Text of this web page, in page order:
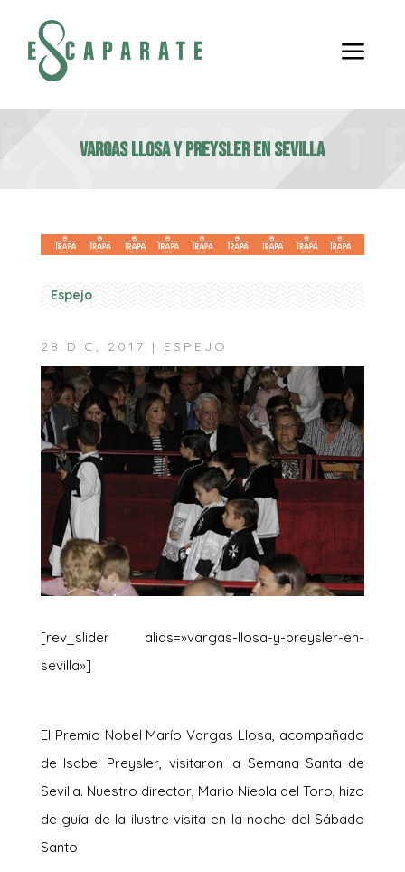
a
Vargas Llosa y Preysler en Sevilla
Espejo
28 DIC, 2017 | ESPEJO
[rev_slider alias=»vargas-llosa-y-preysler-en-
sevilla»]
El Premio Nobel Marío Vargas Llosa, acompañado
de Isabel Preysler, visitaron la Semana Santa de
Sevilla. Nuestro director, Mario Niebla del Toro, hizo
de guía de la ilustre visita en la noche del Sábado
Santo